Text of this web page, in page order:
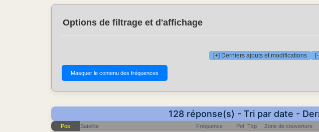
Options de filtrage et d'affichage
[+] Derniers ajouts et modifications
128 réponse(s) - Tri par date -
Pos Satellite Fréquence Pol Txp Zone de couverture